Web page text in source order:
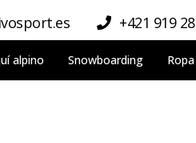
+421 919
alpino Snowboarding